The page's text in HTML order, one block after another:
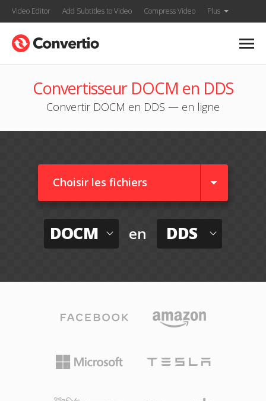
Video Editor Add Subtitles to Video Compress Video Plus
Convertisseur DOCM en DDS
Convertir DOCM en DDS — en ligne
Choisir les fichiers
DOCM en DDS